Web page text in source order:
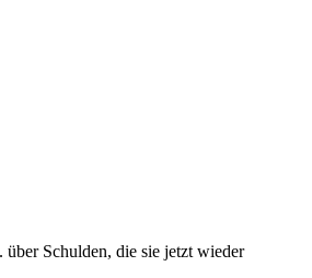
Schulden, die sie jetzt wieder